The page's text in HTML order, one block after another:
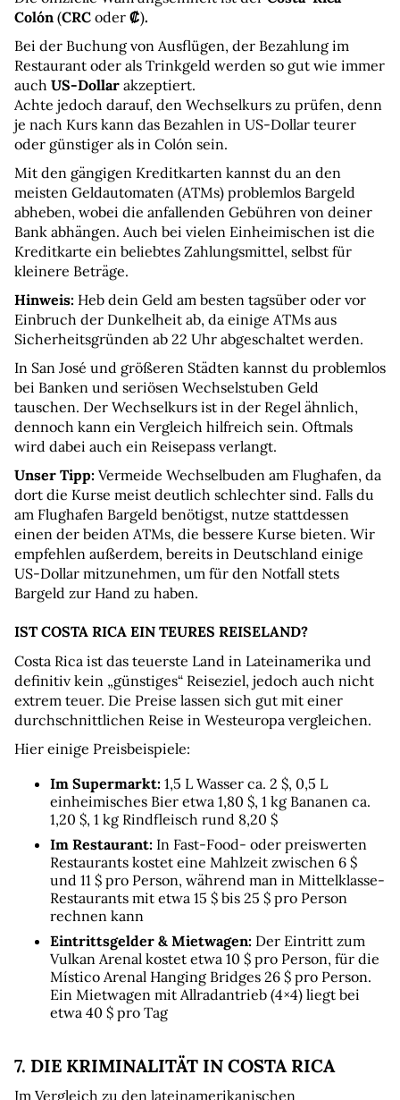
Colón (CRC oder ₡).
Bei der Buchung von Ausflügen, der Bezahlung im
Restaurant oder als Trinkgeld werden so gut wie immer
auch US-Dollar akzeptiert.
Achte jedoch darauf, den Wechselkurs zu prüfen, denn
je nach Kurs kann das Bezahlen in US-Dollar teurer
oder günstiger als in Colón sein.
Mit den gängigen Kreditkarten kannst du an den
meisten Geldautomaten (ATMs) problemlos Bargeld
abheben, wobei die anfallenden Gebühren von deiner
Bank abhängen. Auch bei vielen Einheimischen ist die
Kreditkarte ein beliebtes Zahlungsmittel, selbst für
kleinere Beträge.
Hinweis: Heb dein Geld am besten tagsüber oder vor
Einbruch der Dunkelheit ab, da einige ATMs aus
Sicherheitsgründen ab 22 Uhr abgeschaltet werden.
In San José und größeren Städten kannst du problemlos
bei Banken und seriösen Wechselstuben Geld
tauschen. Der Wechselkurs ist in der Regel ähnlich,
dennoch kann ein Vergleich hilfreich sein. Oftmals
wird dabei auch ein Reisepass verlangt.
Unser Tipp: Vermeide Wechselbuden am Flughafen, da
dort die Kurse meist deutlich schlechter sind. Falls du
am Flughafen Bargeld benötigst, nutze stattdessen
einen der beiden ATMs, die bessere Kurse bieten. Wir
empfehlen außerdem, bereits in Deutschland einige
US-Dollar mitzunehmen, um für den Notfall stets
Bargeld zur Hand zu haben.
IST COSTA RICA EIN TEURES REISELAND?
Costa Rica ist das teuerste Land in Lateinamerika und
definitiv kein „günstiges“ Reiseziel, jedoch auch nicht
extrem teuer. Die Preise lassen sich gut mit einer
durchschnittlichen Reise in Westeuropa vergleichen.
Hier einige Preisbeispiele:
Im Supermarkt: 1,5 L Wasser ca. 2 $, 0,5 L
einheimisches Bier etwa 1,80 $, 1 kg Bananen ca.
1,20 $, 1 kg Rindfleisch rund 8,20 $
Im Restaurant: In Fast-Food- oder preiswerten
Restaurants kostet eine Mahlzeit zwischen 6 $
und 11 $ pro Person, während man in Mittelklasse-
Restaurants mit etwa 15 $ bis 25 $ pro Person
rechnen kann
Eintrittsgelder & Mietwagen: Der Eintritt zum
Vulkan Arenal kostet etwa 10 $ pro Person, für die
Místico Arenal Hanging Bridges 26 $ pro Person.
Ein Mietwagen mit Allradantrieb (4×4) liegt bei
etwa 40 $ pro Tag
7. DIE KRIMINALITÄT IN COSTA RICA
Im Vergleich zu den lateinamerikanischen